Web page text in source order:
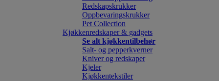
Redskapskrukker
Oppbevaringskrukker
Pet Collection
Kjøkkenredskaper & gadgets
Se alt kjøkkentilbehør
Salt- og pepperkverner
Kniver og redskaper
Kjeler
Kjøkkentekstiler